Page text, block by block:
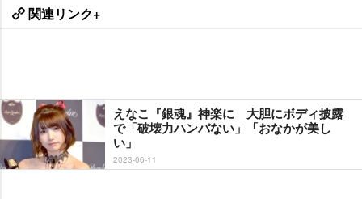
関連リンク+
えなこ『銀魂』神楽に 大胆にボディ披露
で「破壊力ハンパない」「おなかが美し
い」
2023-06-11